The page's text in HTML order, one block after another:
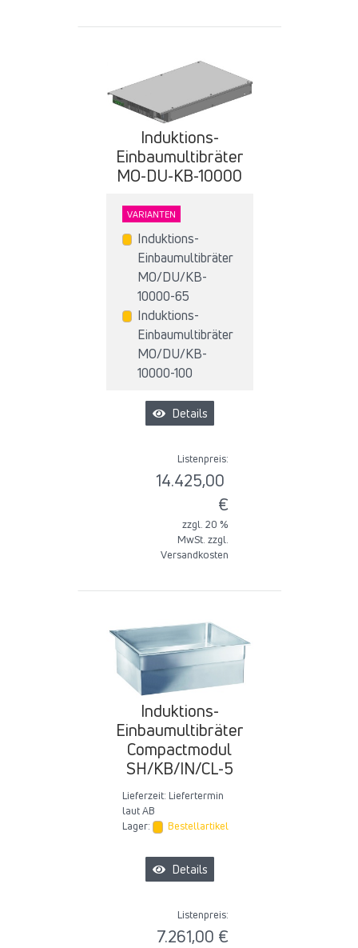
Induktions-
Einbaumultibräter
MO-DU-KB-10000
VARIANTEN
Induktions-
Einbaumultibräter
MO/DU/KB-
10000-65
Induktions-
Einbaumultibräter
MO/DU/KB-
10000-100
Details
Listenpreis:
14.425,00
€
zzgl. 20 %
MwSt. zzgl.
Versandkosten
Induktions-
Einbaumultibräter
Compactmodul
SH/KB/IN/CL-5
Lieferzeit: Liefertermin
laut AB
Lager:
Bestellartikel
Details
Listenpreis:
7.261,00 €